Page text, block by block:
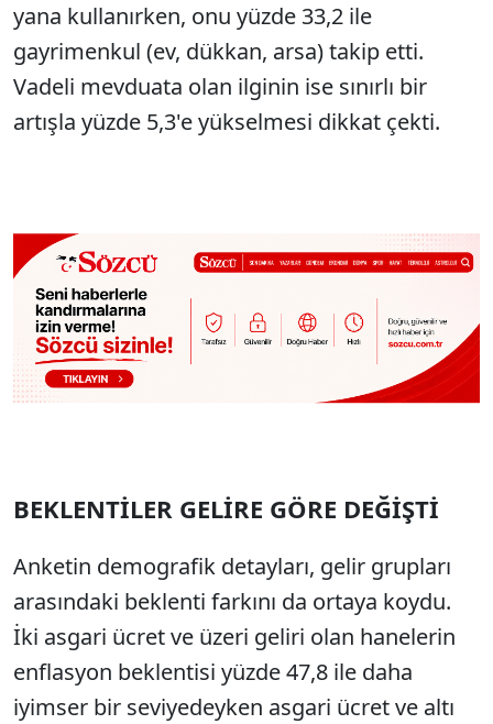
yana kullanırken, onu yüzde 33,2 ile
gayrimenkul (ev, dükkan, arsa) takip etti.
Vadeli mevduata olan ilginin ise sınırlı bir
artışla yüzde 5,3'e yükselmesi dikkat çekti.
BEKLENTİLER GELİRE GÖRE DEĞİŞTİ
Anketin demografik detayları, gelir grupları
arasındaki beklenti farkını da ortaya koydu.
İki asgari ücret ve üzeri geliri olan hanelerin
enflasyon beklentisi yüzde 47,8 ile daha
iyimser bir seviyedeyken asgari ücret ve altı